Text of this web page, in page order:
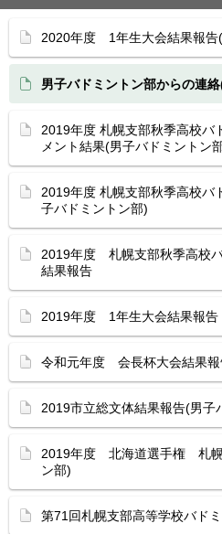
2020年度 1年生大会結果報告
男子バドミントン部からの連
2019年度 札幌支部秋季高校バ
メント結果(男子バドミントン
2019年度 札幌支部秋季高校バ
子バドミントン部)
2019年度 札幌支部秋季高校
結果報告
2019年度 1年生大会結果報
令和元年度 会長杯大会結果報
2019市立総文体結果報告(男子
2019年度 北海道選手権 札幌
ン部)
第71回札幌支部高等学校バド